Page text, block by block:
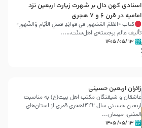
اسنادی کهن دال بر شهرت زیارت اربعین نزد
امامیه در قرن ۶ و ۷ هجری
کتاب «العَلَمُ المَشهور في فَوائِدِ فَضلِ الأيّامِ وَالشُّهورِ»
تألیف عالم برجسته‌ی اهل‌سنّت…...
۱۳ /۰۵/ ۱۴۰۵
زائران اربعین حسینی
عاشقان و شیفتگان مکتب اهل بیت(ع) به مناسبت
اربعین حسینی سال ۱۴۴۲هجری قمری از استان‌های
المثنی، میسان...
۱۳ /۰۵/ ۱۴۰۵